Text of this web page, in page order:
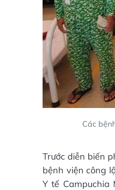
Các
Trước diễn biến
bệnh viện công
Y tế Campuchia